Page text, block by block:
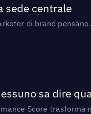
sede centrale
di brand
sa dire
Score